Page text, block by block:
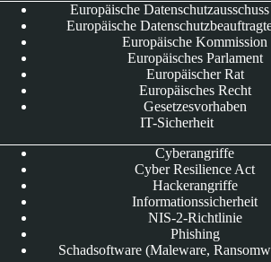
Europäische
Europäische
Europäische Kommission
Europäisches Parlament
Europäischer Rat
Europäisches Recht
Gesetzesvorhaben
IT-Sicherheit
Cyberangriffe
Cyber Resilience Act
Hackerangriffe
Informationssicherheit
NIS-2-Richtlinie
Phishing
Schadsoftware (Maleware,